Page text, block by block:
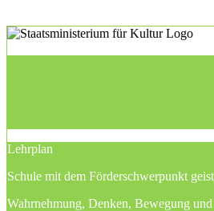
Lehrplan
Schule mit dem Förderschwerpunkt
Wahrnehmung, Denken, Bewegung